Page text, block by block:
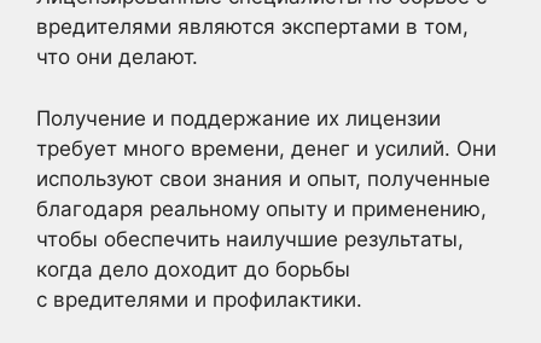
вредителями являются экспертами в том,
что они делают.
Получение и поддержание их лицензии
требует много времени, денег и усилий. Они
используют свои знания и опыт, полученные
благодаря реальному опыту и применению,
чтобы обеспечить наилучшие результаты,
когда дело доходит до борьбы
с вредителями и профилактики.